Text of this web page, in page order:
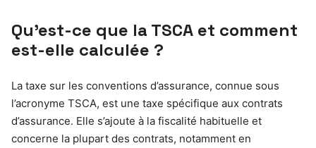
Qu’est-ce que la TSCA et comment
est-elle calculée ?
La taxe sur les conventions d’assurance, connue sous
l’acronyme TSCA, est une taxe spécifique aux contrats
d’assurance. Elle s’ajoute à la fiscalité habituelle et
concerne la plupart des contrats, notamment en